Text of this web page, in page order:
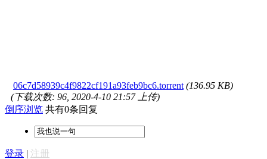
06c7d58939c4f9822cf191a93feb9bc6.torrent (136.95 KB)
(下载次数: 96, 2020-4-10 21:57 上传)
倒序浏览 共有0条回复
登录 | 注册